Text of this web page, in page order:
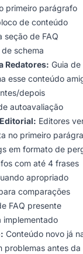
primeiro parágrafo
de conteúdo
seção de FAQ
schema
Redatores: Guia
esse conteúdo
depois
autoavaliação
Editores
no primeiro
em formato de
com até 4 frases
apropriado
comparações
FAQ presente
implementado
Conteúdo novo já
problemas antes